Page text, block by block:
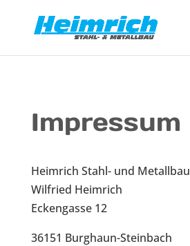
Impressum
Heimrich Stahl- und Metallbau
Wilfried Heimrich
Eckengasse 12
36151 Burghaun-Steinbach